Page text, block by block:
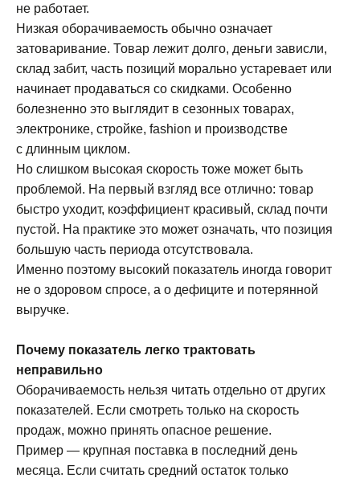
не работает.
Низкая оборачиваемость обычно означает
затоваривание. Товар лежит долго, деньги зависли,
склад забит, часть позиций морально устаревает или
начинает продаваться со скидками. Особенно
болезненно это выглядит в сезонных товарах,
электронике, стройке, fashion и производстве
с длинным циклом.
Но слишком высокая скорость тоже может быть
проблемой. На первый взгляд все отлично: товар
быстро уходит, коэффициент красивый, склад почти
пустой. На практике это может означать, что позиция
большую часть периода отсутствовала.
Именно поэтому высокий показатель иногда говорит
не о здоровом спросе, а о дефиците и потерянной
выручке.
Почему показатель легко трактовать
неправильно
Оборачиваемость нельзя читать отдельно от других
показателей. Если смотреть только на скорость
продаж, можно принять опасное решение.
Пример — крупная поставка в последний день
месяца. Если считать средний остаток только